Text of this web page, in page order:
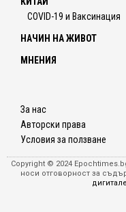
COVID-19 и Ваксинация
НАЧИН НА ЖИВОТ
МНЕНИЯ
За нас
Авторски права
Условия за ползване
Copyright © 2024
носи отговорност за